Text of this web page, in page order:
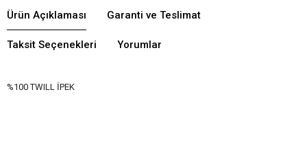
Ürün Açıklaması Garanti ve Teslimat
Taksit Seçenekleri Yorumlar
%100 TWILL İPEK